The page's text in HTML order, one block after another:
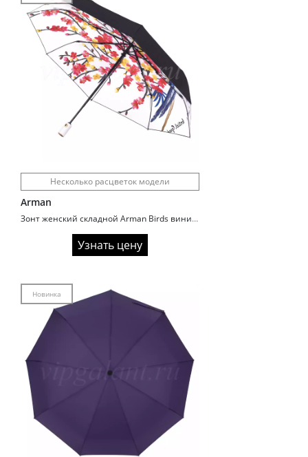
Несколько расцветок модели
Arman
Зонт женский складной Arman Birds виниловый купол
Узнать цену
Новинка